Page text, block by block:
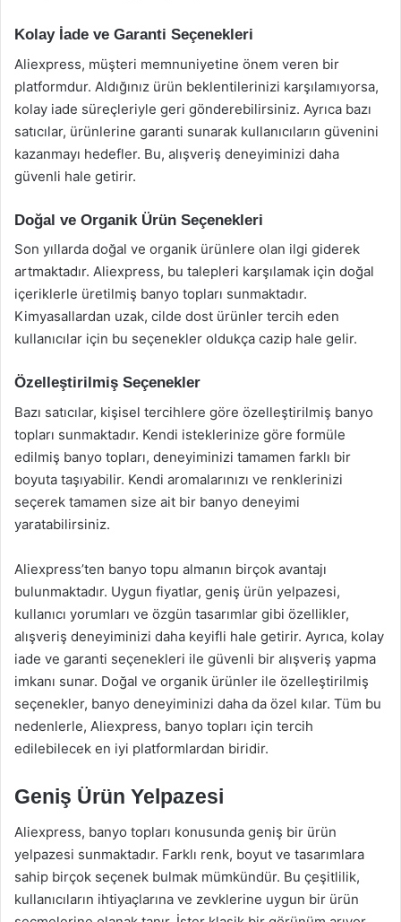
Kolay İade ve Garanti Seçenekleri
Aliexpress, müşteri memnuniyetine önem veren bir
platformdur. Aldığınız ürün beklentilerinizi karşılamıyorsa,
kolay iade süreçleriyle geri gönderebilirsiniz. Ayrıca bazı
satıcılar, ürünlerine garanti sunarak kullanıcıların güvenini
kazanmayı hedefler. Bu, alışveriş deneyiminizi daha
güvenli hale getirir.
Doğal ve Organik Ürün Seçenekleri
Son yıllarda doğal ve organik ürünlere olan ilgi giderek
artmaktadır. Aliexpress, bu talepleri karşılamak için doğal
içeriklerle üretilmiş banyo topları sunmaktadır.
Kimyasallardan uzak, cilde dost ürünler tercih eden
kullanıcılar için bu seçenekler oldukça cazip hale gelir.
Özelleştirilmiş Seçenekler
Bazı satıcılar, kişisel tercihlere göre özelleştirilmiş banyo
topları sunmaktadır. Kendi isteklerinize göre formüle
edilmiş banyo topları, deneyiminizi tamamen farklı bir
boyuta taşıyabilir. Kendi aromalarınızı ve renklerinizi
seçerek tamamen size ait bir banyo deneyimi
yaratabilirsiniz.
Aliexpress’ten banyo topu almanın birçok avantajı
bulunmaktadır. Uygun fiyatlar, geniş ürün yelpazesi,
kullanıcı yorumları ve özgün tasarımlar gibi özellikler,
alışveriş deneyiminizi daha keyifli hale getirir. Ayrıca, kolay
iade ve garanti seçenekleri ile güvenli bir alışveriş yapma
imkanı sunar. Doğal ve organik ürünler ile özelleştirilmiş
seçenekler, banyo deneyiminizi daha da özel kılar. Tüm bu
nedenlerle, Aliexpress, banyo topları için tercih
edilebilecek en iyi platformlardan biridir.
Geniş Ürün Yelpazesi
Aliexpress, banyo topları konusunda geniş bir ürün
yelpazesi sunmaktadır. Farklı renk, boyut ve tasarımlara
sahip birçok seçenek bulmak mümkündür. Bu çeşitlilik,
kullanıcıların ihtiyaçlarına ve zevklerine uygun bir ürün